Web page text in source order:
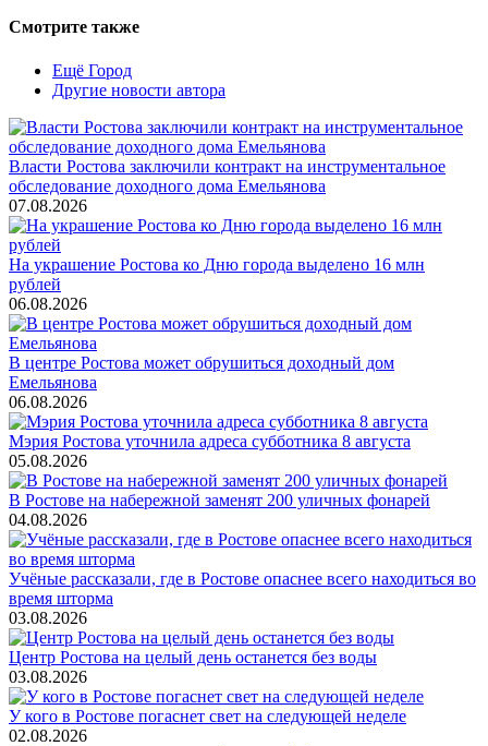
Смотрите также
Ещё Город
Другие новости автора
Власти Ростова заключили контракт на инструментальное
обследование доходного дома Емельянова
07.08.2026
На украшение Ростова ко Дню города выделено 16 млн
рублей
06.08.2026
В центре Ростова может обрушиться доходный дом
Емельянова
06.08.2026
Мэрия Ростова уточнила адреса субботника 8 августа
05.08.2026
В Ростове на набережной заменят 200 уличных фонарей
04.08.2026
Учёные рассказали, где в Ростове опаснее всего находиться во
время шторма
03.08.2026
Центр Ростова на целый день останется без воды
03.08.2026
У кого в Ростове погаснет свет на следующей неделе
02.08.2026